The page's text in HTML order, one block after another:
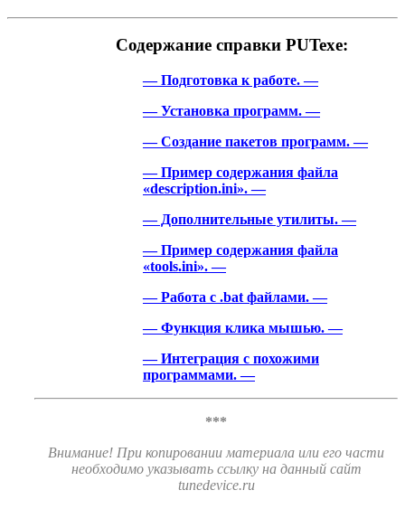
Содержание справки PUTexe:
— Подготовка к работе. —
— Установка программ. —
— Создание пакетов программ. —
— Пример содержания файла
«description.ini». —
— Дополнительные утилиты. —
— Пример содержания файла
«tools.ini». —
— Работа с .bat файлами. —
— Функция клика мышью. —
— Интеграция с похожими
программами. —
***
Внимание! При копировании материала или его части
необходимо указывать ссылку на данный сайт
tunedevice.ru